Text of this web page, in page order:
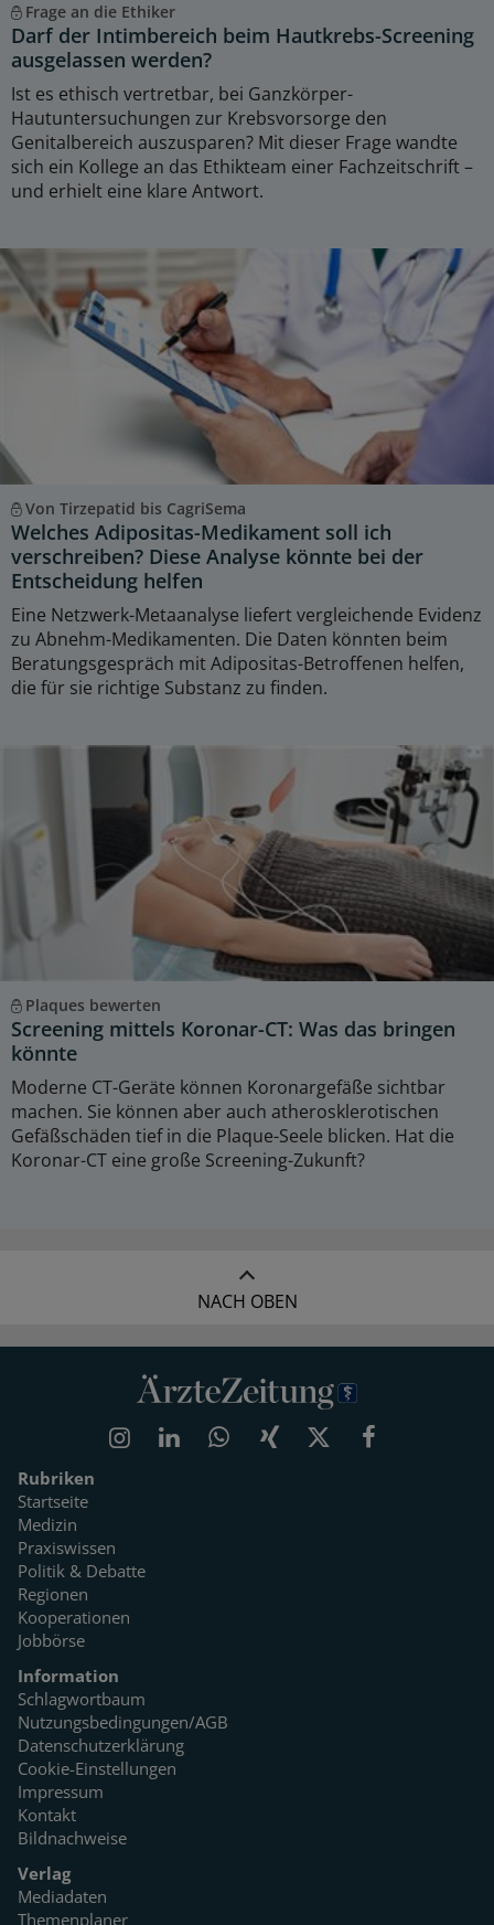
Frage an die Ethiker
Darf der Intimbereich beim Hautkrebs-Screening
ausgelassen werden?
Ist es ethisch vertretbar, bei Ganzkörper-
Hautuntersuchungen zur Krebsvorsorge den
Genitalbereich auszusparen? Mit dieser Frage wandte
sich ein Kollege an das Ethikteam einer Fachzeitschrift –
und erhielt eine klare Antwort.
Von Tirzepatid bis CagriSema
Welches Adipositas-Medikament soll ich
verschreiben? Diese Analyse könnte bei der
Entscheidung helfen
Eine Netzwerk-Metaanalyse liefert vergleichende Evidenz
zu Abnehm-Medikamenten. Die Daten könnten beim
Beratungsgespräch mit Adipositas-Betroffenen helfen,
die für sie richtige Substanz zu finden.
Plaques bewerten
Screening mittels Koronar-CT: Was das bringen
könnte
Moderne CT-Geräte können Koronargefäße sichtbar
machen. Sie können aber auch atherosklerotischen
Gefäßschäden tief in die Plaque-Seele blicken. Hat die
Koronar-CT eine große Screening-Zukunft?
NACH OBEN
Rubriken
Startseite
Medizin
Praxiswissen
Politik & Debatte
Regionen
Kooperationen
Jobbörse
Information
Schlagwortbaum
Nutzungsbedingungen/AGB
Datenschutzerklärung
Cookie-Einstellungen
Impressum
Kontakt
Bildnachweise
Verlag
Mediadaten
Themenplaner